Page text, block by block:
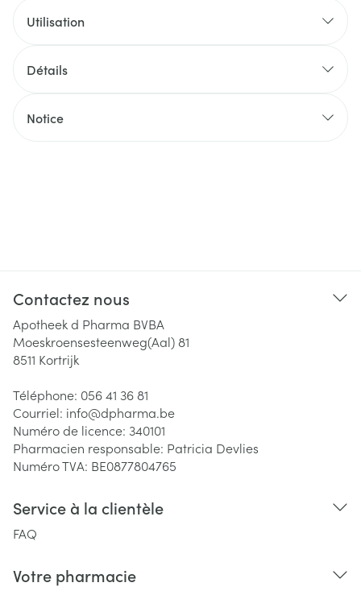
Utilisation
Détails
Notice
Contactez nous
Apotheek d Pharma BVBA
Moeskroensesteenweg(Aal) 81
8511 Kortrijk
Téléphone: 056 41 36 81
Courriel: info@dpharma.be
Numéro de licence: 340101
Pharmacien responsable: Patricia Devlies
Numéro TVA: BE0877804765
Service à la clientèle
FAQ
Votre pharmacie